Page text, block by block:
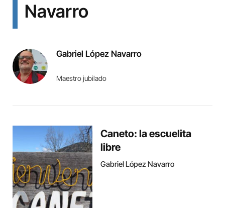
Navarro
Gabriel López Navarro
Maestro jubilado
Caneto: la escuelita
libre
Gabriel López Navarro